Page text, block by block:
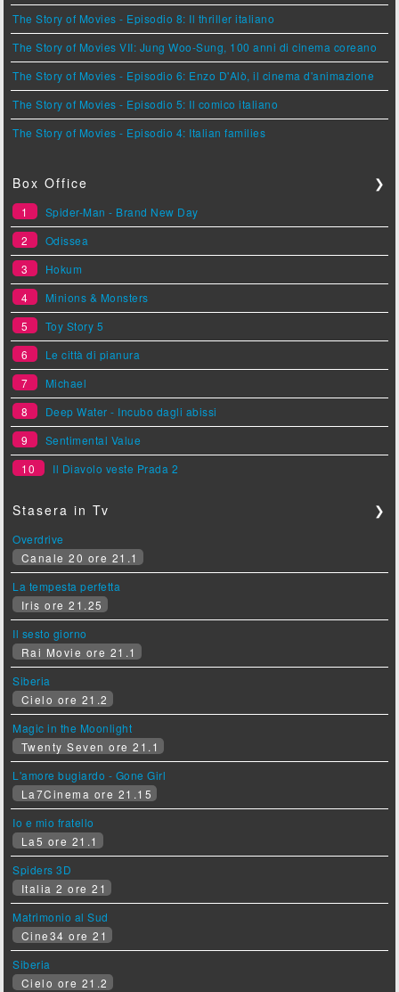
The Story of Movies - Episodio 8: Il thriller italiano
The Story of Movies VII: Jung Woo-Sung, 100 anni di cinema coreano
The Story of Movies - Episodio 6: Enzo D'Alò, il cinema d'animazione
The Story of Movies - Episodio 5: Il comico italiano
The Story of Movies - Episodio 4: Italian families
Box Office ❯
1
Spider-Man - Brand New Day
2
Odissea
3
Hokum
4
Minions & Monsters
5
Toy Story 5
6
Le città di pianura
7
Michael
8
Deep Water - Incubo dagli abissi
9
Sentimental Value
10
Il Diavolo veste Prada 2
Stasera in Tv ❯
Overdrive
Canale 20 ore 21.1
La tempesta perfetta
Iris ore 21.25
Il sesto giorno
Rai Movie ore 21.1
Siberia
Cielo ore 21.2
Magic in the Moonlight
Twenty Seven ore 21.1
L'amore bugiardo - Gone Girl
La7Cinema ore 21.15
Io e mio fratello
La5 ore 21.1
Spiders 3D
Italia 2 ore 21
Matrimonio al Sud
Cine34 ore 21
Siberia
Cielo ore 21.2